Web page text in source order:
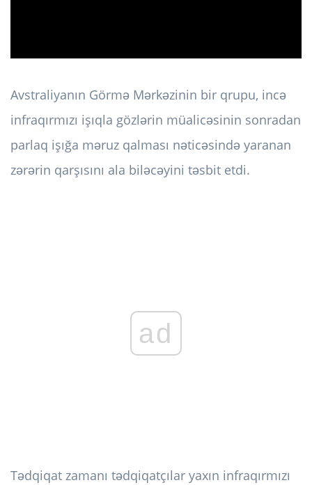
Avstraliyanın Görmə Mərkəzinin bir qrupu, incə
infraqırmızı işıqla gözlərin müalicəsinin sonradan
parlaq işığa məruz qalması nəticəsində yaranan
zərərin qarşısını ala biləcəyini təsbit etdi.
ad
Tədqiqat zamanı tədqiqatçılar yaxın infraqırmızı